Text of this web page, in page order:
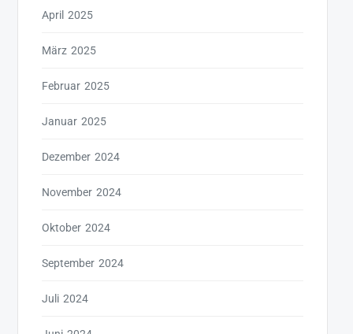
April 2025
März 2025
Februar 2025
Januar 2025
Dezember 2024
November 2024
Oktober 2024
September 2024
Juli 2024